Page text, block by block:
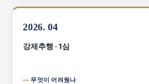
2026. 04
강제추행 · 1심
무엇이 어려웠나